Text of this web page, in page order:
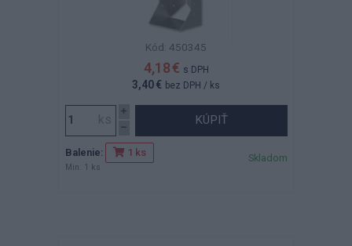
Kód: 450345
4,18 € s DPH
3,40 € bez DPH / ks
KÚPIŤ
Balenie: 1 ks
Min. 1 ks
Skladom